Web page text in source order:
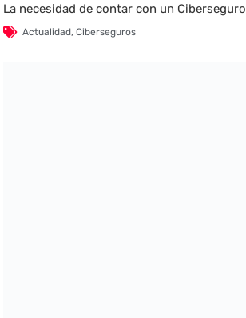
La necesidad de contar con un Ciberseguro
Actualidad,Ciberseguros